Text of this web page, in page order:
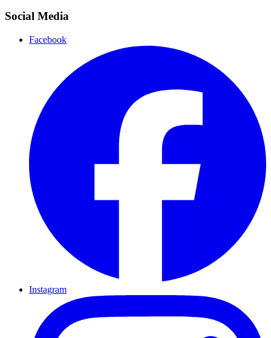
Social Media
Facebook
Instagram